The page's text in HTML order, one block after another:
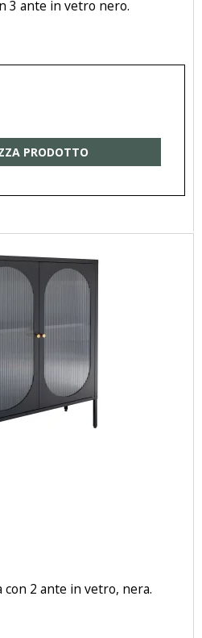
3 ante in vetro nero.
PRODOTTO
con 2 ante in vetro, nera.